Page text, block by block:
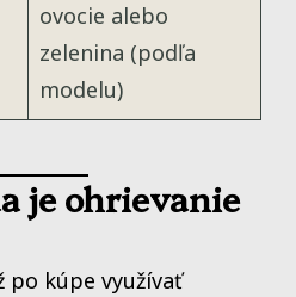
ovocie alebo
zelenina (podľa
modelu)
je ohrievanie
po kúpe využívať